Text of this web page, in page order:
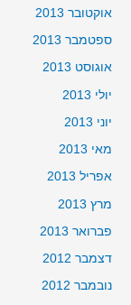
אוקטובר 2013
ספטמבר 2013
אוגוסט 2013
יולי 2013
יוני 2013
מאי 2013
אפריל 2013
מרץ 2013
פברואר 2013
דצמבר 2012
נובמבר 2012